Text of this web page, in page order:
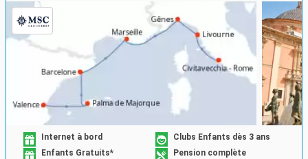
Internet à bord
Clubs Enfants dès 3 ans
Enfants Gratuits*
Pension complète